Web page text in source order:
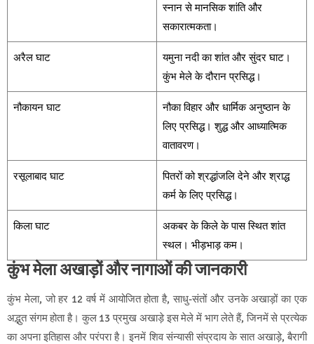
स्नान से मानसिक शांति और
सकारात्मकता।
अरैल घाट
यमुना नदी का शांत और सुंदर घाट।
कुंभ मेले के दौरान प्रसिद्ध।
नौकायन घाट
नौका विहार और धार्मिक अनुष्ठान के
लिए प्रसिद्ध। शुद्ध और आध्यात्मिक
वातावरण।
रसूलाबाद घाट
पितरों को श्रद्धांजलि देने और श्राद्ध
कर्म के लिए प्रसिद्ध।
किला घाट
अकबर के किले के पास स्थित शांत
स्थल। भीड़भाड़ कम।
कुंभ मेला अखाड़ों और नागाओं की जानकारी
कुंभ मेला, जो हर 12 वर्ष में आयोजित होता है, साधु-संतों और उनके अखाड़ों का एक
अद्भुत संगम होता है। कुल 13 प्रमुख अखाड़े इस मेले में भाग लेते हैं, जिनमें से प्रत्येक
का अपना इतिहास और परंपरा है। इनमें शिव संन्यासी संप्रदाय के सात अखाड़े, बैरागी